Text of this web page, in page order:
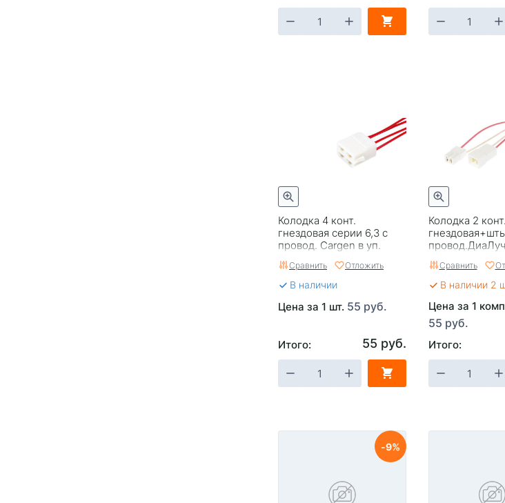
Колодка 4 конт.
гнездовая серии 6,3 с
провод. Cargen в уп.
Сравнить Отложить
В наличии
Цена за 1 шт. 55 руб.
Итого: 55 руб.
Колодка 2
провод.ДиаЛуч
Сравнить
В наличии 2
Цена за 1
55 руб.
Итого:
9